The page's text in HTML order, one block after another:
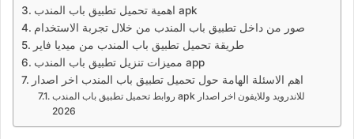
اهمية تحميل تطبيق باب المندب apk
صور من داخل تطبيق باب المندب من خلال تجربة الاستخدام
طريقة تحميل تطبيق باب المندب من ميديا فاير
مميزات تنزيل تطبيق باب المندب app
اهم الاسئلة الهامة حول تحميل تطبيق باب المندب اخر اصدار
روابط تحميل تطبيق باب المندب apk للاندرويد وللايفون اخر اصدار
2026